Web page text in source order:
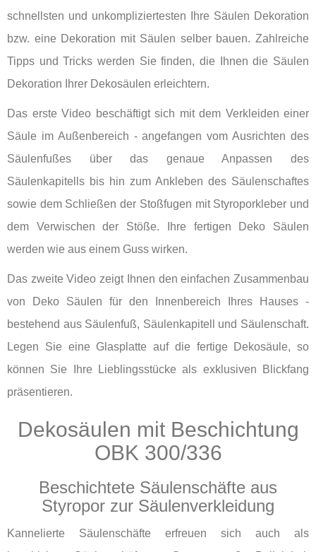
schnellsten und unkompliziertesten Ihre Säulen Dekoration
bzw. eine Dekoration mit Säulen selber bauen. Zahlreiche
Tipps und Tricks werden Sie finden, die Ihnen die Säulen
Dekoration Ihrer Dekosäulen erleichtern.
Das erste Video beschäftigt sich mit dem Verkleiden einer
Säule im Außenbereich - angefangen vom Ausrichten des
Säulenfußes über das genaue Anpassen des
Säulenkapitells bis hin zum Ankleben des Säulenschaftes
sowie dem Schließen der Stoßfugen mit Styroporkleber und
dem Verwischen der Stöße. Ihre fertigen Deko Säulen
werden wie aus einem Guss wirken.
Das zweite Video zeigt Ihnen den einfachen Zusammenbau
von Deko Säulen für den Innenbereich Ihres Hauses -
bestehend aus Säulenfuß, Säulenkapitell und Säulenschaft.
Legen Sie eine Glasplatte auf die fertige Dekosäule, so
können Sie Ihre Lieblingsstücke als exklusiven Blickfang
präsentieren.
Dekosäulen mit Beschichtung
OBK 300/336
Beschichtete Säulenschäfte aus
Styropor zur Säulenverkleidung
Kannelierte Säulenschäfte erfreuen sich auch als